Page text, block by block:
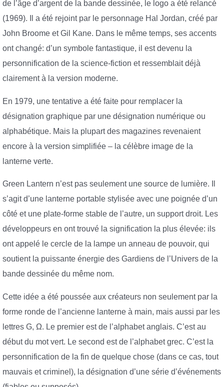
de l’âge d’argent de la bande dessinée, le logo a été relancé
(1969). Il a été rejoint par le personnage Hal Jordan, créé par
John Broome et Gil Kane. Dans le même temps, ses accents
ont changé: d’un symbole fantastique, il est devenu la
personnification de la science-fiction et ressemblait déjà
clairement à la version moderne.
En 1979, une tentative a été faite pour remplacer la
désignation graphique par une désignation numérique ou
alphabétique. Mais la plupart des magazines revenaient
encore à la version simplifiée – la célèbre image de la
lanterne verte.
Green Lantern n’est pas seulement une source de lumière. Il
s’agit d’une lanterne portable stylisée avec une poignée d’un
côté et une plate-forme stable de l’autre, un support droit. Les
développeurs en ont trouvé la signification la plus élevée: ils
ont appelé le cercle de la lampe un anneau de pouvoir, qui
soutient la puissante énergie des Gardiens de l’Univers de la
bande dessinée du même nom.
Cette idée a été poussée aux créateurs non seulement par la
forme ronde de l’ancienne lanterne à main, mais aussi par les
lettres G, Ω. Le premier est de l’alphabet anglais. C’est au
début du mot vert. Le second est de l’alphabet grec. C’est la
personnification de la fin de quelque chose (dans ce cas, tout
mauvais et criminel), la désignation d’une série d’événements